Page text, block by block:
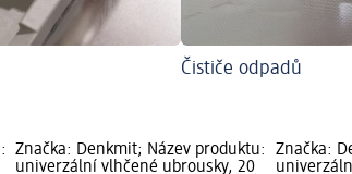
Čističe odpadů
Značka: Denkmit; Název produktu:
univerzální vlhčené ubrousky, 20
Značka: